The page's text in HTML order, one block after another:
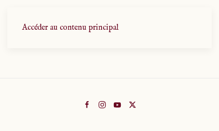
Accéder au contenu principal